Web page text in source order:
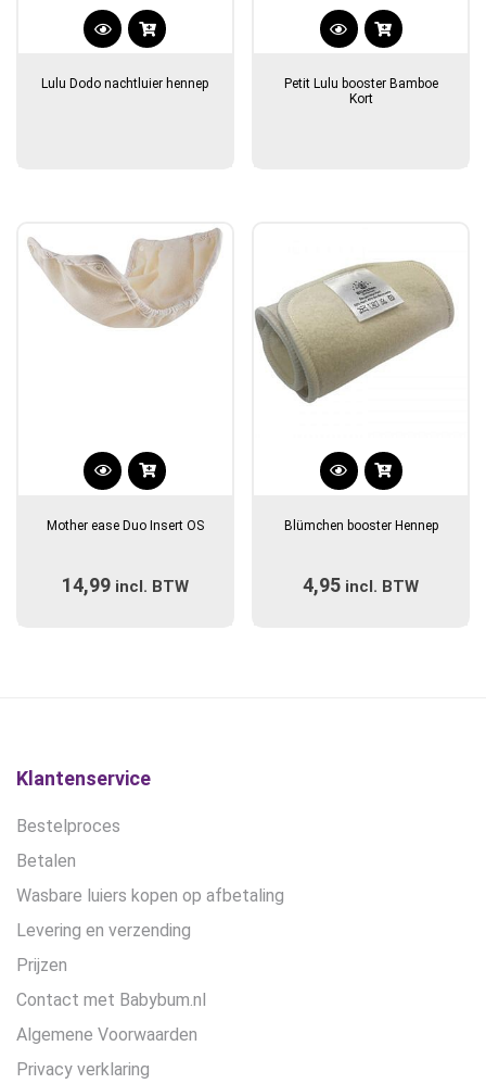
Lulu Dodo nachtluier hennep
Petit Lulu booster Bamboe
Kort
Dit
heeft
variaties.
de
Mother ease Duo Insert OS
14,99 incl. BTW
Blümchen booster Hennep
4,95 incl. BTW
Klantenservice
Bestelproces
Betalen
Wasbare luiers kopen op afbetaling
Levering en verzending
Prijzen
Contact met Babybum.nl
Algemene Voorwaarden
Privacy verklaring